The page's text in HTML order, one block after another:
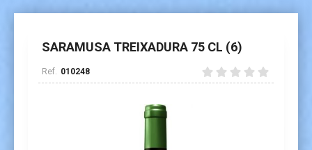
SARAMUSA TREIXADURA 75 CL (6)
010248